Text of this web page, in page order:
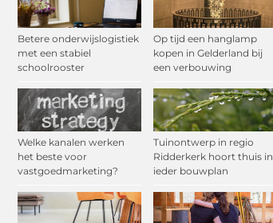
Betere onderwijslogistiek
met een stabiel
schoolrooster
Op tijd een hanglamp
kopen in Gelderland bij
een verbouwing
Welke kanalen werken
het beste voor
vastgoedmarketing?
Tuinontwerp in regio
Ridderkerk hoort thuis in
ieder bouwplan